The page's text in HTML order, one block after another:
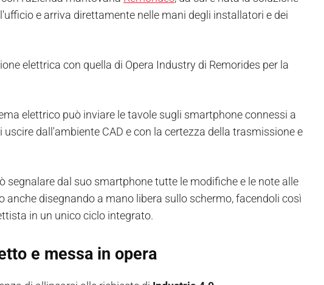
e arriva direttamente nelle mani degli installatori e dei
elettrica con quella di Opera Industry di Remorides per la
elettrico può inviare le tavole sugli smartphone connessi a
uscire dall'ambiente CAD e con la certezza della trasmissione e
segnalare dal suo smartphone tutte le modifiche e le note alle
disegnando a mano libera sullo schermo, facendoli così
in un unico ciclo integrato.
e messa in opera